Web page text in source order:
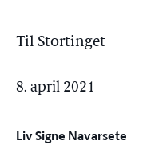
Til Stortinget
8. april 2021
Liv Signe Navarsete